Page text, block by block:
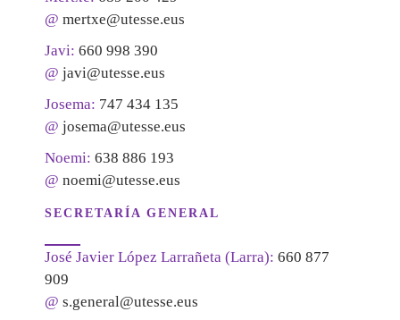
@ mertxe@utesse.eus
Javi: 660 998 390
@ javi@utesse.eus
Josema: 747 434 135
@ josema@utesse.eus
Noemi: 638 886 193
@ noemi@utesse.eus
SECRETARÍA GENERAL
José Javier López Larrañeta (Larra): 660 877
909
@ s.general@utesse.eus